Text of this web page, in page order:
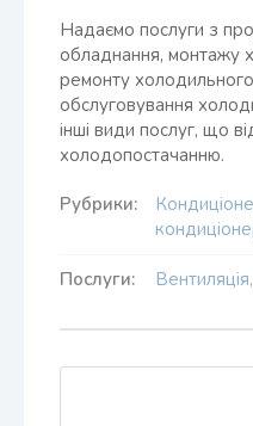
Надаємо послуги з
обладнання, монтажу
ремонту
обслуговування
інші види послуг, що
холодопостачанню.
Рубрики:
Послуги: